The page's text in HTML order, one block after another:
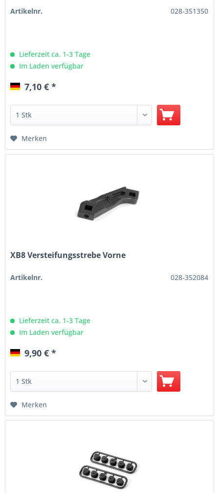
Artikelnr. 028-351350
Lieferzeit ca. 1-3 Tage
Im Laden verfügbar
7,10 € *
Merken
XB8 Versteifungsstrebe Vorne
Artikelnr. 028-352084
Lieferzeit ca. 1-3 Tage
Im Laden verfügbar
9,90 € *
Merken